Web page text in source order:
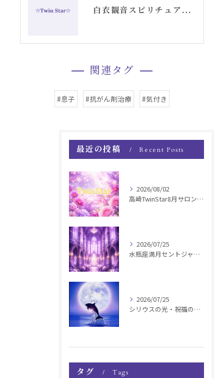
白衣観音スピリチュアル女神開花チーム活動記録YouTube②
関連タグ
#息子 #抗がん剤治療 #気付き
最近の投稿 Recent Posts
2026/08/02
高崎TwinStar8月サロンお知らせ
2026/07/25
水瓶座満月セントジャーメインGSVF遠隔お知らせ
2026/07/25
シリウスの光・祝福の波動チャージ遠隔お知らせ〜銀河新年〜
タグ Tags